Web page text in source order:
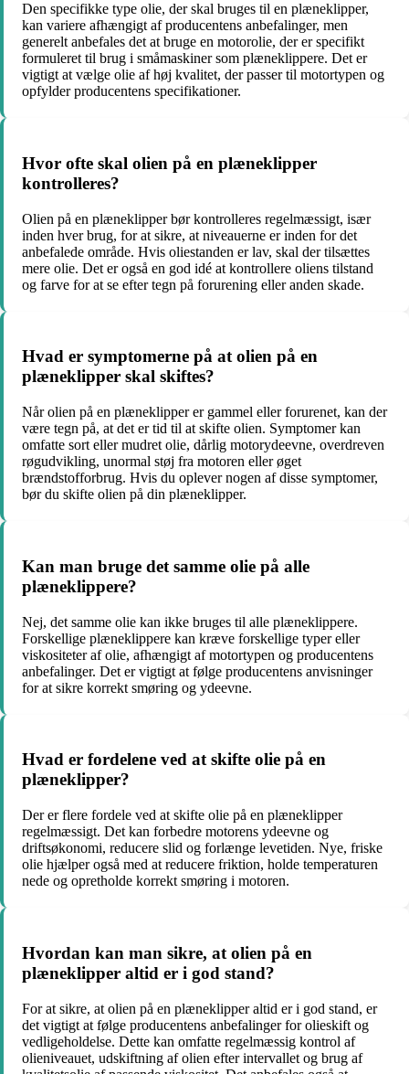
Den specifikke type olie, der skal bruges til en plæneklipper,
kan variere afhængigt af producentens anbefalinger, men
generelt anbefales det at bruge en motorolie, der er specifikt
formuleret til brug i småmaskiner som plæneklippere. Det er
vigtigt at vælge olie af høj kvalitet, der passer til motortypen og
opfylder producentens specifikationer.
Hvor ofte skal olien på en plæneklipper
kontrolleres?
Olien på en plæneklipper bør kontrolleres regelmæssigt, især
inden hver brug, for at sikre, at niveauerne er inden for det
anbefalede område. Hvis oliestanden er lav, skal der tilsættes
mere olie. Det er også en god idé at kontrollere oliens tilstand
og farve for at se efter tegn på forurening eller anden skade.
Hvad er symptomerne på at olien på en
plæneklipper skal skiftes?
Når olien på en plæneklipper er gammel eller forurenet, kan der
være tegn på, at det er tid til at skifte olien. Symptomer kan
omfatte sort eller mudret olie, dårlig motorydeevne, overdreven
røgudvikling, unormal støj fra motoren eller øget
brændstofforbrug. Hvis du oplever nogen af disse symptomer,
bør du skifte olien på din plæneklipper.
Kan man bruge det samme olie på alle
plæneklippere?
Nej, det samme olie kan ikke bruges til alle plæneklippere.
Forskellige plæneklippere kan kræve forskellige typer eller
viskositeter af olie, afhængigt af motortypen og producentens
anbefalinger. Det er vigtigt at følge producentens anvisninger
for at sikre korrekt smøring og ydeevne.
Hvad er fordelene ved at skifte olie på en
plæneklipper?
Der er flere fordele ved at skifte olie på en plæneklipper
regelmæssigt. Det kan forbedre motorens ydeevne og
driftsøkonomi, reducere slid og forlænge levetiden. Nye, friske
olie hjælper også med at reducere friktion, holde temperaturen
nede og opretholde korrekt smøring i motoren.
Hvordan kan man sikre, at olien på en
plæneklipper altid er i god stand?
For at sikre, at olien på en plæneklipper altid er i god stand, er
det vigtigt at følge producentens anbefalinger for olieskift og
vedligeholdelse. Dette kan omfatte regelmæssig kontrol af
olieniveauet, udskiftning af olien efter intervallet og brug af